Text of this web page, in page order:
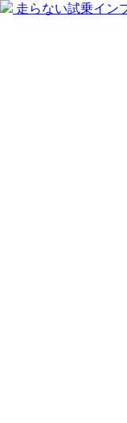
走らない試乗イン